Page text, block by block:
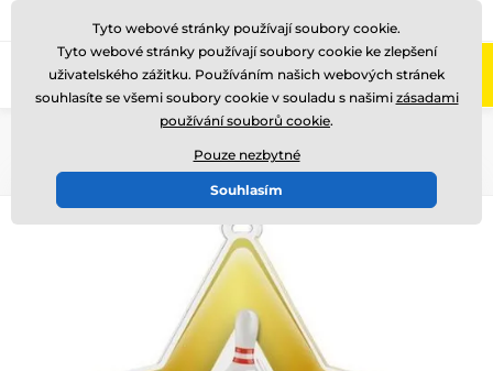
Zavolejte nám (Po-Pá 8-17)
Tyto webové stránky používají soubory cookie.
Tyto webové stránky používají soubory cookie ke zlepšení
uživatelského zážitku. Používáním našich webových stránek
souhlasíte se všemi soubory cookie v souladu s našimi zásadami
používání souborů cookie.
Pouze nezbytné
Souhlasím